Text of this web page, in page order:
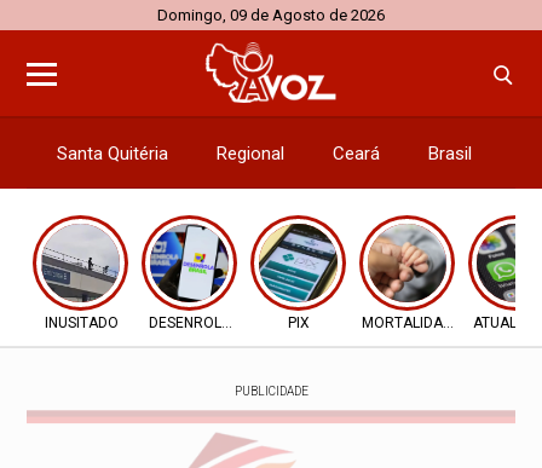
Domingo, 09 de Agosto de 2026
Santa Quitéria Regional Ceará Brasil
INUSITADO DESENROLA 2.0 PIX MORTALIDADE INFANTIL
PUBLICIDADE